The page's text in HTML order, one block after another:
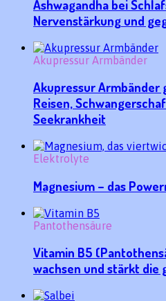
Ashwagandha bei
Nervenstärkung und
Akupressur Armbänder
Akupressur Armbänder
Reisen,
Seekrankheit
Elektrolyte
Magnesium – das
Pantothensäure
Vitamin B5
wachsen und stärkt die